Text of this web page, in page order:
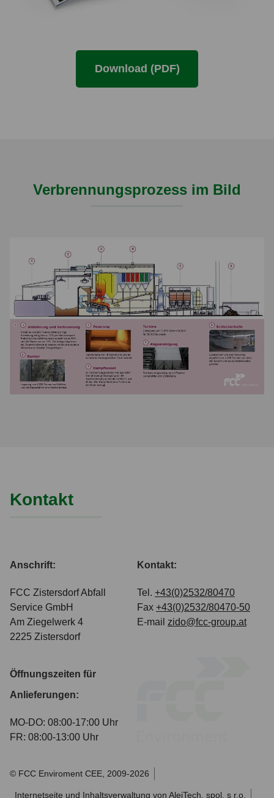
Download (PDF)
Verbrennungsprozess im Bild
Kontakt
Anschrift:
FCC Zistersdorf Abfall
Service GmbH
Am Ziegelwerk 4
2225 Zistersdorf
Kontakt:
Tel. +43(0)2532/80470
Fax +43(0)2532/80470-50
E-mail zido@fcc-group.at
Öffnungszeiten für
Anlieferungen:
MO-DO: 08:00-17:00 Uhr
FR: 08:00-13:00 Uhr
© FCC Enviroment CEE, 2009-2026
Internetseite und Inhaltsverwaltung von AlejTech, spol. s r.o.